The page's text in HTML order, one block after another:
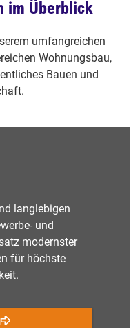
im Überblick
umfangreichen
Wohnungsbau,
Bauen und
langlebigen
und
modernster
für höchste